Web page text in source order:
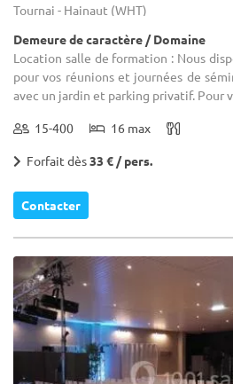
Tournai - Hainaut (WHT)
Demeure de caractère / Domaine
Location salle de formation : Nous
pour vos réunions et journées de
avec un jardin et parking privatif. Pour
15-400 16 max
Forfait dès33 € / pers.
Contacter